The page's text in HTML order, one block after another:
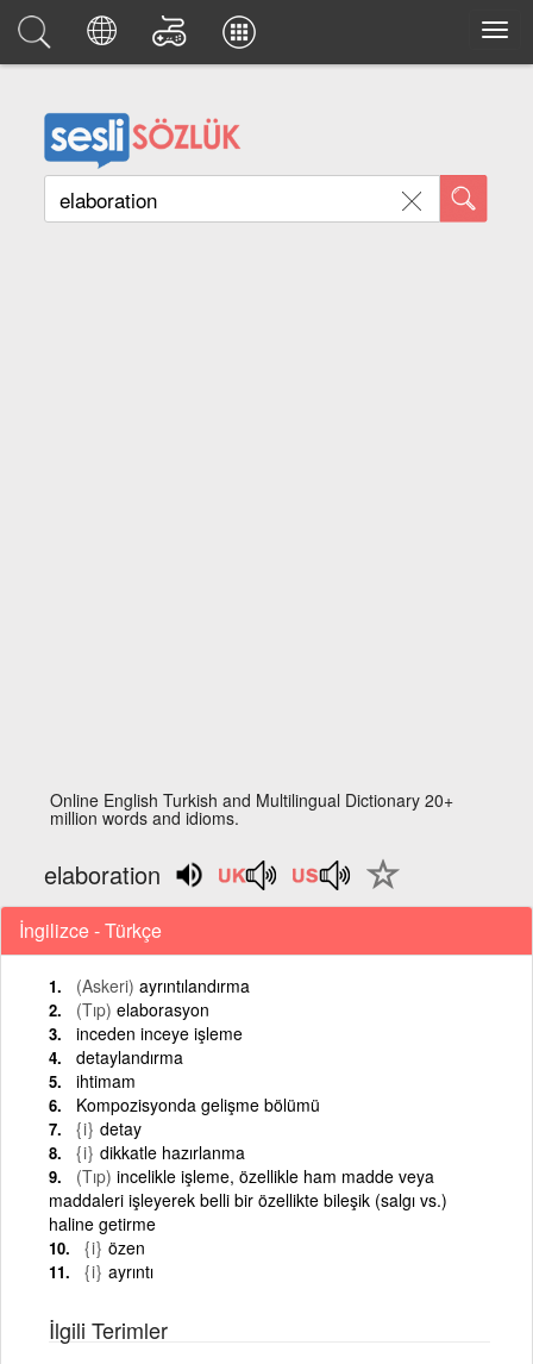
Online English Turkish and Multilingual Dictionary 20+
million words and idioms.
elaboration
İngilizce - Türkçe
(Askeri) ayrıntılandırma
(Tıp) elaborasyon
inceden inceye işleme
detaylandırma
ihtimam
Kompozisyonda gelişme bölümü
{i} detay
{i} dikkatle hazırlanma
(Tıp) incelikle işleme, özellikle ham madde veya
maddaleri işleyerek belli bir özellikte bileşik (salgı vs.)
haline getirme
{i} özen
{i} ayrıntı
İlgili Terimler